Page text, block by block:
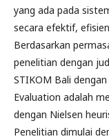
yang ada pada
secara efektif,
Berdasarkan
penelitian dengan
STIKOM Bali
Evaluation adalah
dengan Nielsen
Penelitian dimulai